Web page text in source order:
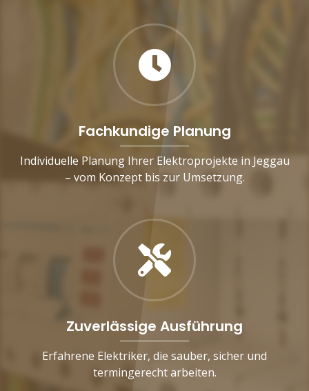
Fachkundige Planung
Individuelle Planung Ihrer Elektroprojekte in Jeggau
– vom Konzept bis zur Umsetzung.
Zuverlässige Ausführung
Erfahrene Elektriker, die sauber, sicher und
termingerecht arbeiten.